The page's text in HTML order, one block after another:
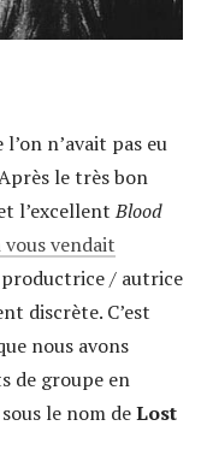
n’avait pas eu
le très bon
l’excellentBlood
vendait
/ autrice
discrète. C’est
nous avons
de groupe en
sous le nom deLost